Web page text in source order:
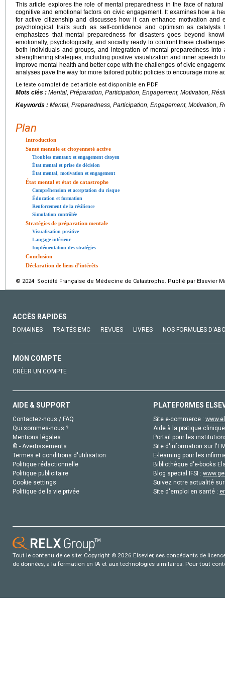
This article explores the role of mental preparedness in the face of
cognitive and emotional factors on civic engagement. It examines how a
for active citizenship and discusses how it can enhance motivation and
psychological traits such as self-confidence and optimism as catalysts
emphasizes that mental preparedness for disasters goes beyond
emotionally, psychologically, and socially ready to confront these
both individuals and groups, and integration of mental preparedness
strengthening strategies, including positive visualization and inner speech
improve mental health and better cope with the challenges of civic
analyses pave the way for more tailored public policies to encourage more
Le texte complet de cet article est disponible en PDF.
Mots clés : Mental, Préparation, Participation, Engagement, Motivation,
Keywords : Mental, Preparedness, Participation, Engagement, Motivation,
Plan
Introduction
Santé mentale et citoyenneté active
Troubles mentaux et engagement citoyen
État mental et prise de décision
État mental, motivation et engagement
État mental et état de catastrophe
Compréhension et acceptation du risque
Éducation et formation
Renforcement de la résilience
Simulation contrôlée
Stratégies de préparation mentale
Visualisation positive
Langage intérieur
Implémentation des stratégies
Conclusion
Déclaration de liens d’intérêts
© 2024 Société Française de Médecine de Catastrophe. Publié par Elsevier
ACCÈS RAPIDES
DOMAINES TRAITÉS EMC REVUES LIVRES NOS FORMULES
MON COMPTE
CRÉER UN COMPTE
AIDE & SUPPORT
Contactez-nous / FAQ
Qui sommes-nous ?
Mentions légales
© - Avertissements
Termes et conditions d'utilisation
Politique rédactionnelle
Politique publicitaire
Cookie settings
Politique de la vie privée
PLATEFORMES
Site e-commerce :
Aide à la pratique
Portail pour les
Site d'information sur
E-learning pour les
Bibliothèque d'e-books
Blog special IFSI :
Suivez notre actualité
Site d'emploi en santé :
Tout le contenu de ce site: Copyright © 2026 Elsevier, ses concédants de
de données, a la formation en IA et aux technologies similaires. Pour tout